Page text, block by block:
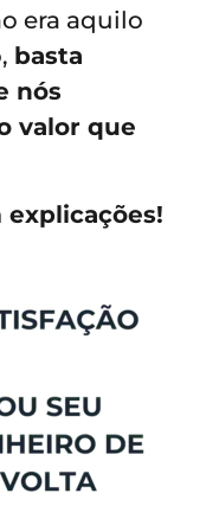
era aquilo
basta
nós
valor que
explicações!